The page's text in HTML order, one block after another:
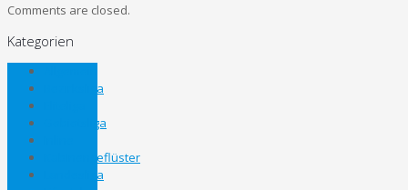
Comments are closed.
Kategorien
Bezirksliga
Gebietsliga
Kabinengeflüster
Landesliga